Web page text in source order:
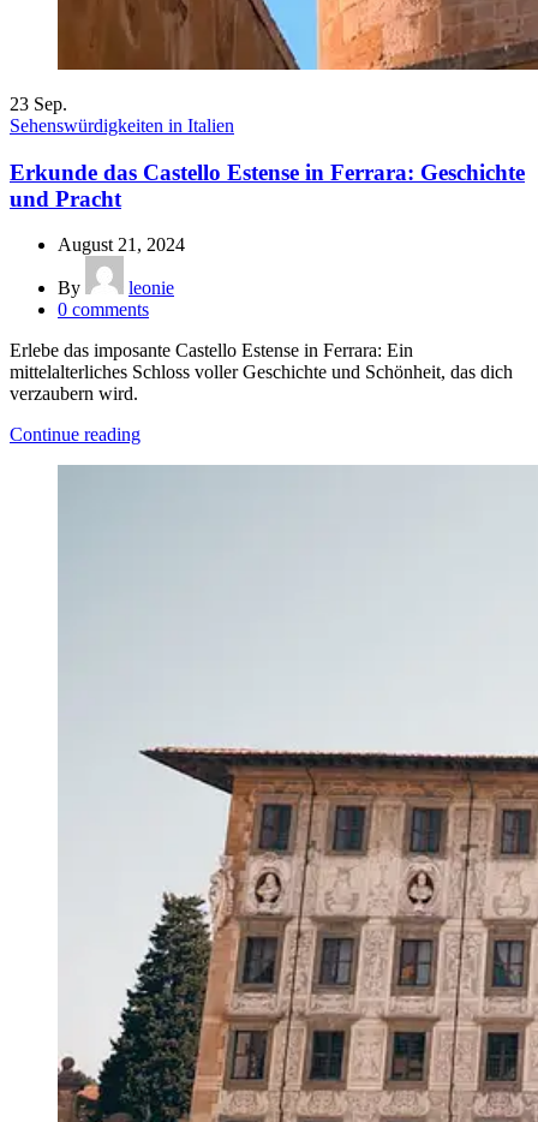
23 Sep.
Sehenswürdigkeiten in Italien
Erkunde das Castello Estense in Ferrara: Geschichte
und Pracht
August 21, 2024
By
leonie
0 comments
Erlebe das imposante Castello Estense in Ferrara: Ein
mittelalterliches Schloss voller Geschichte und Schönheit, das dich
verzaubern wird.
Continue reading